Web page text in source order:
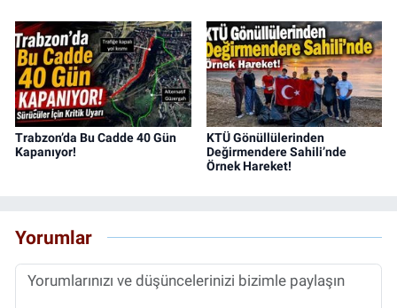
Trabzon’da Bu Cadde 40 Gün
Kapanıyor!
KTÜ Gönüllülerinden
Değirmendere Sahili’nde
Örnek Hareket!
Yorumlar